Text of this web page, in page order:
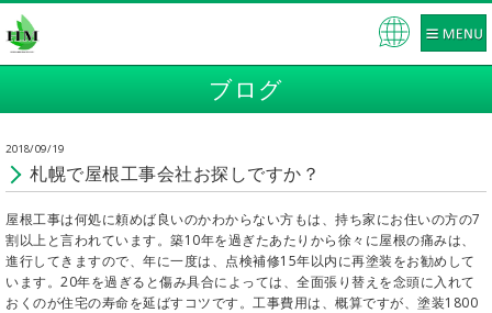
ブログ
2018/09/19
札幌で屋根工事会社お探しですか？
屋根工事は何処に頼めば良いのかわからない方もは、持ち家にお住いの方の7
割以上と言われています。築10年を過ぎたあたりから徐々に屋根の痛みは、
進行してきますので、年に一度は、点検補修15年以内に再塗装をお勧めして
います。20年を過ぎると傷み具合によっては、全面張り替えを念頭に入れて
おくのが住宅の寿命を延ばすコツです。工事費用は、概算ですが、塗装1800